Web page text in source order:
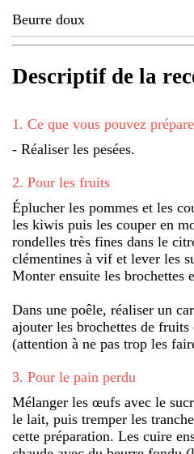
Beurre doux
Descriptif de la
1 . Ce que vous pouvez
- Réaliser les pesées.
2. Pour les fruits
Éplucher les pommes et les
les kiwis puis les couper en
rondelles très fines dans le
clémentines à vif et lever les
Monter ensuite les brochettes
Dans une poêle, réaliser un
ajouter les brochettes de
(attention à ne pas trop les
3. Pour le pain perdu
Mélanger les œufs avec le
le lait, puis tremper les
cette préparation. Les cuire